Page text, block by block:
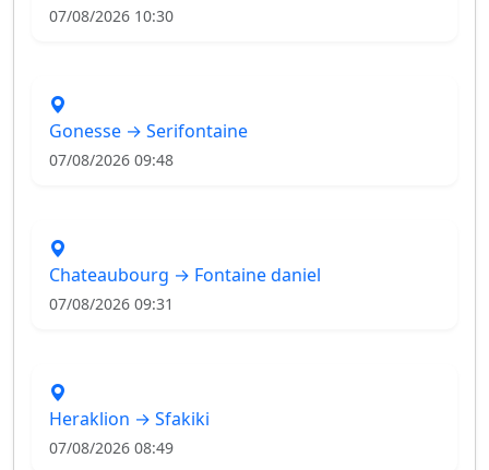
07/08/2026 10:30
Gonesse → Serifontaine
07/08/2026 09:48
Chateaubourg → Fontaine daniel
07/08/2026 09:31
Heraklion → Sfakiki
07/08/2026 08:49